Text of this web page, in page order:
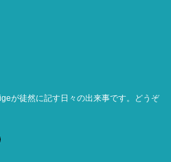
が徒然に記す日々の出来事です。どうぞ